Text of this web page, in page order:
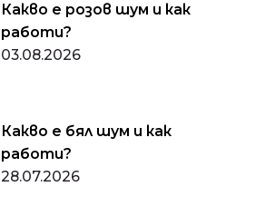
Какво е розов шум и как
работи?
03.08.2026
Какво е бял шум и как
работи?
28.07.2026